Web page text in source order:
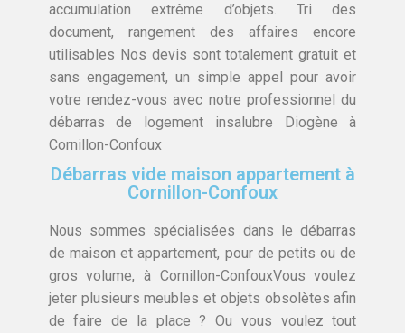
accumulation extrême d’objets. Tri des
document, rangement des affaires encore
utilisables Nos devis sont totalement gratuit et
sans engagement, un simple appel pour avoir
votre rendez-vous avec notre professionnel du
débarras de logement insalubre Diogène à
Cornillon-Confoux
Débarras vide maison appartement à
Cornillon-Confoux
Nous sommes spécialisées dans le débarras
de maison et appartement, pour de petits ou de
gros volume, à Cornillon-ConfouxVous voulez
jeter plusieurs meubles et objets obsolètes afin
de faire de la place ? Ou vous voulez tout